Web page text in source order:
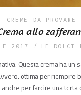
CREME DA PROVARE
allo
2017 LE DOLCI
Questa crema ha un
ottima per riempire
per farcire una torta